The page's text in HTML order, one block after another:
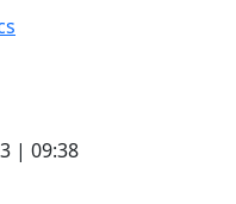
| 09:38